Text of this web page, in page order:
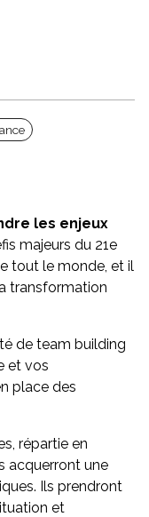
les enjeux
majeurs du 21e
tout le monde, et il
transformation
de team building
et vos
place des
répartie en
acquerront une
Ils prendront
et